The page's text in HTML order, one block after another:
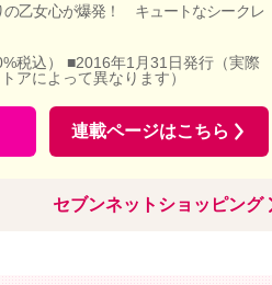
の乙女心が爆発！ キュートなシークレ
税込） ■2016年1月31日発行（実際
アによって異なります）
連載ページはこちら
セブンネットショッピング